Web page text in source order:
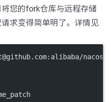
您的fork仓库与远程存储
求变得简单明了。详情见